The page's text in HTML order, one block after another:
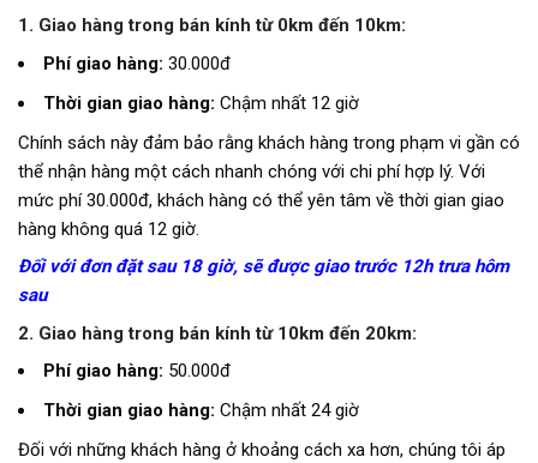
1. Giao hàng trong bán kính từ 0km đến 10km:
Phí giao hàng: 30.000đ
Thời gian giao hàng: Chậm nhất 12 giờ
Chính sách này đảm bảo rằng khách hàng trong phạm vi gần có
thể nhận hàng một cách nhanh chóng với chi phí hợp lý. Với
mức phí 30.000đ, khách hàng có thể yên tâm về thời gian giao
hàng không quá 12 giờ.
Đối với đơn đặt sau 18 giờ, sẽ được giao trước 12h trưa hôm
sau
2. Giao hàng trong bán kính từ 10km đến 20km:
Phí giao hàng: 50.000đ
Thời gian giao hàng: Chậm nhất 24 giờ
Đối với những khách hàng ở khoảng cách xa hơn, chúng tôi áp